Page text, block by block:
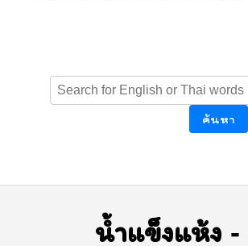
ค้นหา
น้ำแข็งแห้ง -